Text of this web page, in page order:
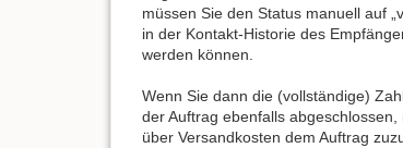
müssen Sie den Status manuell auf
in der Kontakt-Historie des
werden können.
Wenn Sie dann die (vollständige)
der Auftrag ebenfalls
über Versandkosten dem Auftrag